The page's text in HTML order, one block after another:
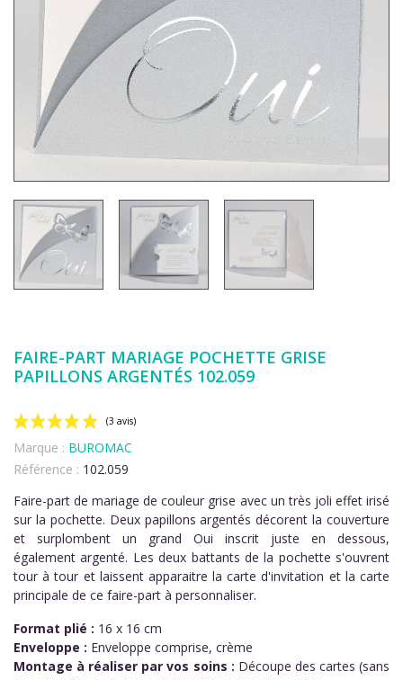
FAIRE-PART MARIAGE POCHETTE GRISE
PAPILLONS ARGENTÉS 102.059
(3 avis)
Marque : BUROMAC
Référence : 102.059
Faire-part de mariage de couleur grise avec un très joli effet irisé
sur la pochette. Deux papillons argentés décorent la couverture
et surplombent un grand Oui inscrit juste en dessous,
également argenté. Les deux battants de la pochette s'ouvrent
tour à tour et laissent apparaitre la carte d'invitation et la carte
principale de ce faire-part à personnaliser.
Format plié : 16 x 16 cm
Enveloppe : Enveloppe comprise, crème
Montage à réaliser par vos soins : Découpe des cartes (sans